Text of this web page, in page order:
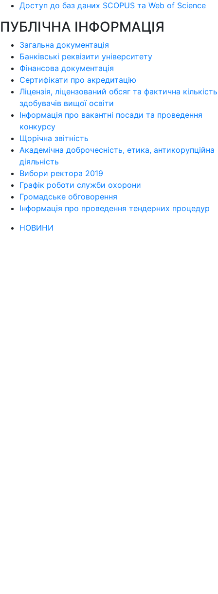
Доступ до баз даних SCOPUS та Web of Science
ПУБЛІЧНА ІНФОРМАЦІЯ
Загальна документація
Банківські реквізити університету
Фінансова документація
Сертифікати про акредитацію
Ліцензія, ліцензований обсяг та фактична кількість
здобувачів вищої освіти
Інформація про вакантні посади та проведення
конкурсу
Щорічна звітність
Академічна доброчесність, етика, антикорупційна
діяльність
Вибори ректора 2019
Графік роботи служби охорони
Громадське обговорення
Інформація про проведення тендерних процедур
НОВИНИ